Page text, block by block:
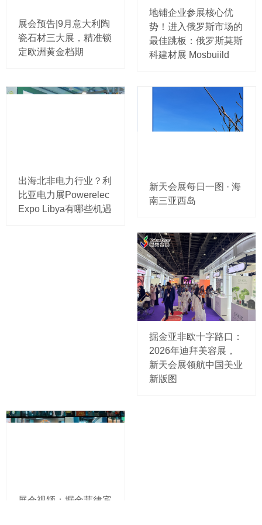
展会预告|9月意大利陶
瓷石材三大展，精准锁
定欧洲黄金档期
地铺企业参展核心优
势！进入俄罗斯市场的
最佳跳板：俄罗斯莫斯
科建材展 Mosbuiild
出海北非电力行业？利
比亚电力展Powerelec
Expo Libya有哪些机遇
新天会展每日一图 · 海
南三亚西岛
掘金亚非欧十字路口：
2026年迪拜美容展，
新天会展领航中国美业
新版图
展会视频：掘金菲律宾